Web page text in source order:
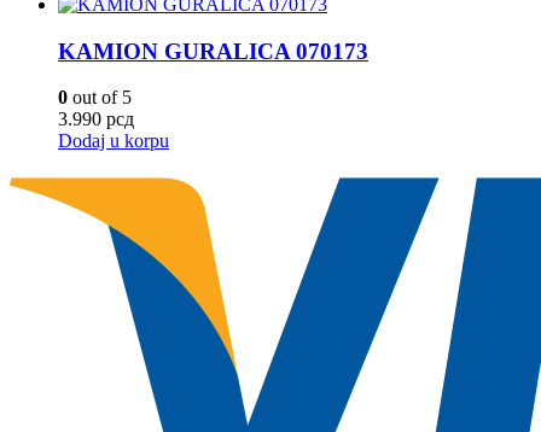
KAMION GURALICA 070173
0 out of 5
3.990 рсд
Dodaj u korpu